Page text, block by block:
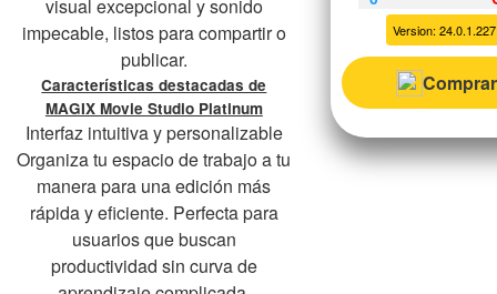
visual excepcional y sonido
impecable, listos para compartir o
publicar.
Características destacadas de
MAGIX Movie Studio Platinum
Interfaz intuitiva y personalizable
Organiza tu espacio de trabajo a tu
manera para una edición más
rápida y eficiente. Perfecta para
usuarios que buscan
productividad sin curva de
Version: